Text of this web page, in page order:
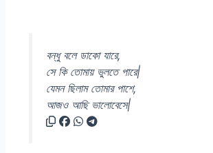
বন্ধু বলে ডাকো যারে,
সে কি তোমায় ভুলতে পারে|
যেমন ছিলাম তোমার পাশে,
আজও আছি ভালোবেসে|